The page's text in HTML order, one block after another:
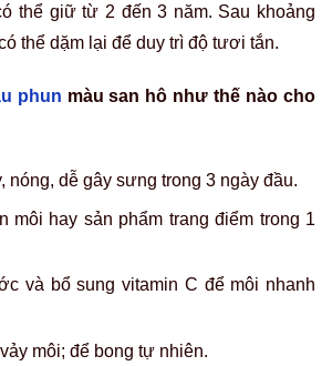
thể giữ từ 2 đến 3 năm. Sau khoảng
thể dặm lại để duy trì độ tươi tắn.
phun màu san hô như thế nào cho
nóng, dễ gây sưng trong 3 ngày đầu.
môi hay sản phẩm trang điểm trong 1
và bổ sung vitamin C để môi nhanh
môi; để bong tự nhiên.